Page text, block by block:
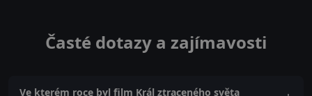
Časté dotazy a zajímavosti
Ve kterém roce byl film Král ztraceného světa